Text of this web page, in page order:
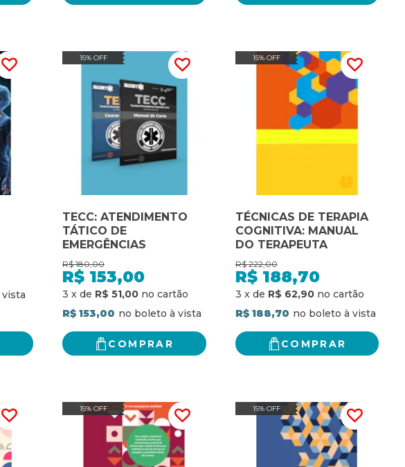
15% OFF
TECC: ATENDIMENTO
TÁTICO DE
EMERGÊNCIAS
R$ 180,00
R$ 153,00
3 x de R$ 51,00
R$ 153,00
COMPRAR
15% OFF
TÉCNICAS DE TERAPIA
COGNITIVA: MANUAL
DO TERAPEUTA
R$ 222,00
R$ 188,70
3 x de R$ 62,90
R$ 188,70
COMPRAR
15% OFF 15% OFF